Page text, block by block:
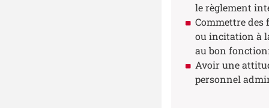
le règlement
Commettre
ou incitation à
au bon
Avoir une
personnel